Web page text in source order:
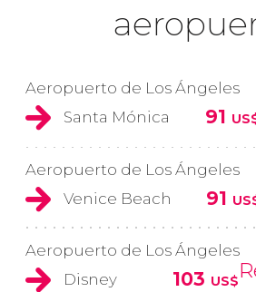
Aeropuerto de Los Ángeles
Santa Mónica
91
Aeropuerto de Los Ángeles
Venice Beach
91
Aeropuerto de Los Ángeles
Disney
103 US$